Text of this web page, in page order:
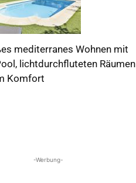
mediterranes Wohnen mit
lichtdurchfluteten Räumen
Komfort
-Werbung-